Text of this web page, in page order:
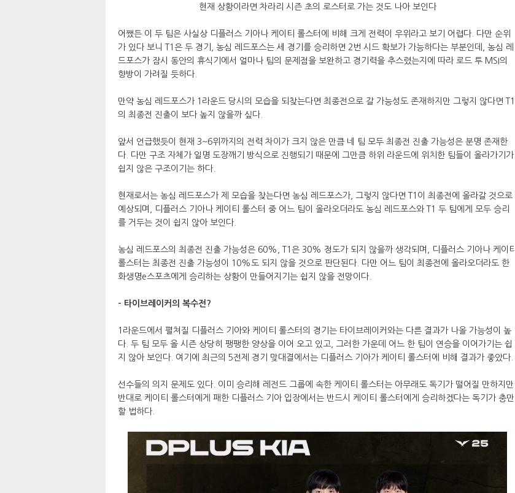
현재 상황이라면 차라리 시즌 초의 로스터로 가는 것도 나아 보인다
어쨌든 이 두 팀은 사실상 디플러스 기아나 케이티 롤스터에 비해 크게 전력이 우위라고 보기 어렵다. 다만 순위
가 있다 보니 T1은 두 경기, 농심 레드포스는 세 경기를 승리하면 2번 시드 확보가 가능하다는 부분인데, 농심 레
드포스가 잠시 동안의 휴식기에서 얼마나 팀의 문제점을 보완하고 경기력을 추스렸는지에 따라 로드 투 MSI의
향방이 가려질 듯하다.
만약 농심 레드포스가 1라운드 당시의 모습을 되찾는다면 최종전으로 갈 가능성도 존재하지만 그렇지 않다면 T1
의 최종전 진출이 보다 높지 않을까 싶다.
앞서 언급했듯이 현재 3~6위까지의 전력 차이가 크지 않은 만큼 네 팀 모두 최종전 진출 가능성은 분명 존재한
다. 다만 구조 자체가 일명 도장깨기 방식으로 진행되기 때문에 그만큼 하위 라운드에 위치한 팀들이 올라가기가
쉽지 않은 구조이기는 하다.
현재로서는 농심 레드포스가 제 모습을 찾는다면 농심 레드포스가, 그렇지 않다면 T1이 최종전에 올라갈 것으로
예상되며, 디플러스 기아나 케이티 롤스터 중 어느 팀이 올라오더라도 농심 레드포스와 T1 두 팀에게 모두 승리
를 거두는 것이 쉽지 않아 보인다.
농심 레드포스의 최종전 진출 가능성은 60%, T1은 30% 정도가 되지 않을까 생각되며, 디플러스 기아나 케이티
롤스터는 최종전 진출 가능성이 10%도 되지 않을 것으로 판단된다. 다만 어느 팀이 최종전에 올라오더라도 한
화생명e스포츠에게 승리하는 상황이 만들어지기는 쉽지 않을 전망이다.
- 타이브레이커의 복수전?
1라운드에서 펼쳐질 디플러스 기아와 케이티 롤스터의 경기는 타이브레이커와는 다른 결과가 나올 가능성이 높
다. 두 팀 모두 올 시즌 상당히 팽팽한 양상을 이어 오고 있고, 그러한 가운데 어느 한 팀이 연승을 이어가기는 쉽
지 않아 보인다. 여기에 최근의 5전제 경기 맞대결에서는 디플러스 기아가 케이티 롤스터에 비해 결과가 좋았다.
선수들의 의지 문제도 있다. 이미 승리해 레전드 그룹에 속한 케이티 롤스터는 아무래도 독기가 떨어질 만하지만
반대로 케이티 롤스터에게 패한 디플러스 기아 입장에서는 반드시 케이티 롤스터에게 승리하겠다는 독기가 충만
할 법하다.